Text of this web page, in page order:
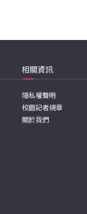
相關資訊
隱私權聲明
校園記者規章
關於我們